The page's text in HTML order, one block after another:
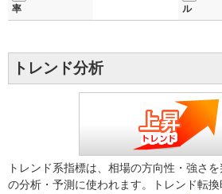
率
ル
トレンド分析
トレンド系指標は、相場の方向性・強さ
の分析・予測に使われます。トレンド転換